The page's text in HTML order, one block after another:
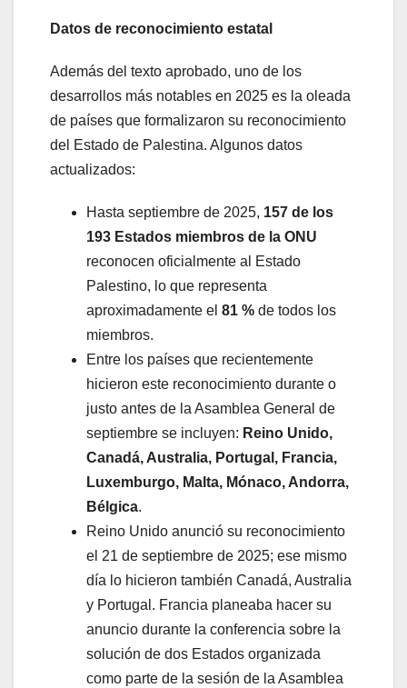
Datos de reconocimiento estatal
Además del texto aprobado, uno de los
desarrollos más notables en 2025 es la oleada
de países que formalizaron su reconocimiento
del Estado de Palestina. Algunos datos
actualizados:
Hasta septiembre de 2025, 157 de los
193 Estados miembros de la ONU
reconocen oficialmente al Estado
Palestino, lo que representa
aproximadamente el 81 % de todos los
miembros.
Entre los países que recientemente
hicieron este reconocimiento durante o
justo antes de la Asamblea General de
septiembre se incluyen: Reino Unido,
Canadá, Australia, Portugal, Francia,
Luxemburgo, Malta, Mónaco, Andorra,
Bélgica.
Reino Unido anunció su reconocimiento
el 21 de septiembre de 2025; ese mismo
día lo hicieron también Canadá, Australia
y Portugal. Francia planeaba hacer su
anuncio durante la conferencia sobre la
solución de dos Estados organizada
como parte de la sesión de la Asamblea